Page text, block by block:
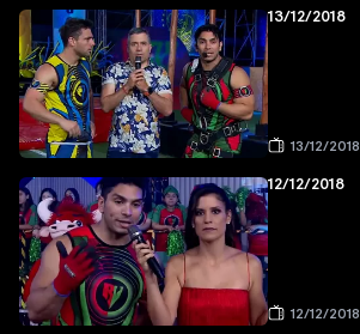
13/12/2018
13/12/2018
12/12/2018
12/12/2018